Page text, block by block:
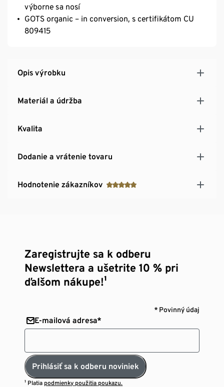
výborne sa nosí
GOTS organic – in conversion, s certifikátom CU
809415
Opis výrobku
Materiál a údržba
Kvalita
Dodanie a vrátenie tovaru
Hodnotenie zákazníkov
Zaregistrujte sa k odberu
Newslettera a ušetrite 10 % pri
ďalšom nákupe!¹
* Povinný údaj
E-mailová adresa*
Prihlásiť sa k odberu noviniek
¹ Platia podmienky použitia poukazu.